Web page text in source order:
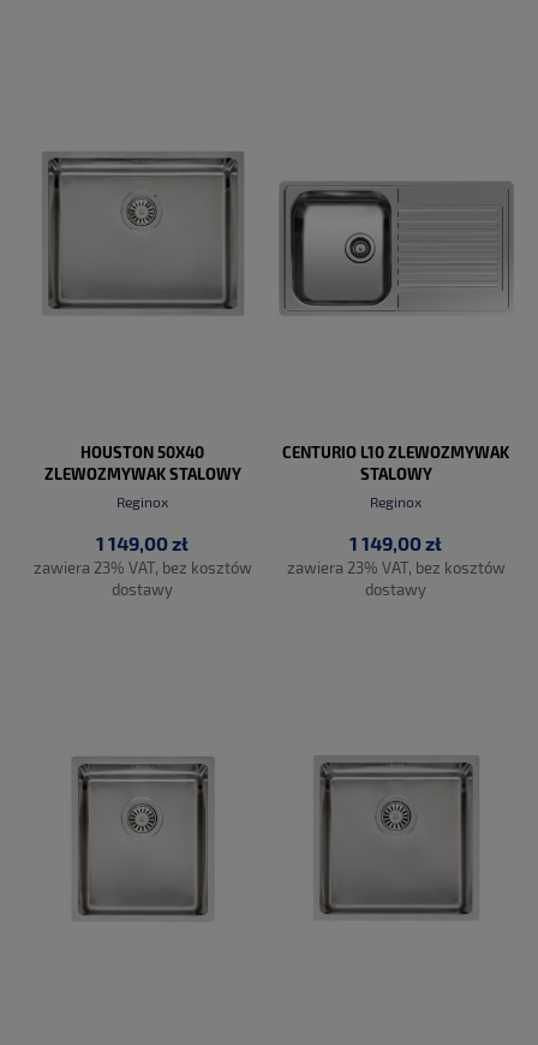
HOUSTON 50X40
ZLEWOZMYWAK STALOWY
Reginox
1 149,00 zł
zawiera 23% VAT, bez kosztów
dostawy
CENTURIO L10 ZLEWOZMYWAK
STALOWY
Reginox
1 149,00 zł
zawiera 23% VAT, bez kosztów
dostawy